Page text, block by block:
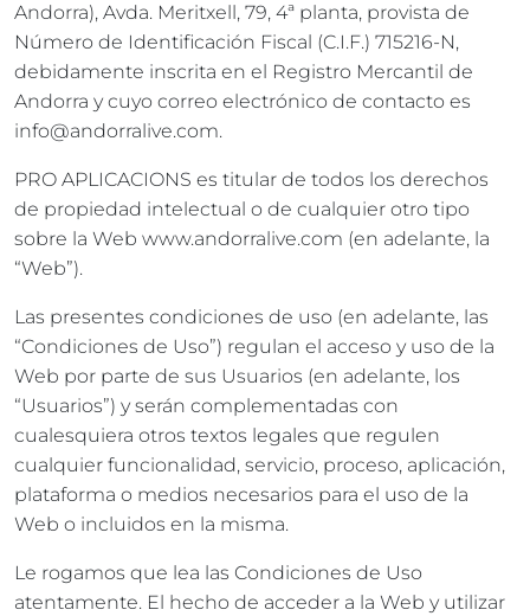
Andorra), Avda. Meritxell, 79, 4ª planta, provista de
Número de Identificación Fiscal (C.I.F.) 715216-N,
debidamente inscrita en el Registro Mercantil de
Andorra y cuyo correo electrónico de contacto es
info@andorralive.com.
PRO APLICACIONS es titular de todos los derechos
de propiedad intelectual o de cualquier otro tipo
sobre la Web www.andorralive.com (en adelante, la
“Web”).
Las presentes condiciones de uso (en adelante, las
“Condiciones de Uso”) regulan el acceso y uso de la
Web por parte de sus Usuarios (en adelante, los
“Usuarios”) y serán complementadas con
cualesquiera otros textos legales que regulen
cualquier funcionalidad, servicio, proceso, aplicación,
plataforma o medios necesarios para el uso de la
Web o incluidos en la misma.
Le rogamos que lea las Condiciones de Uso
atentamente. El hecho de acceder a la Web y utilizar